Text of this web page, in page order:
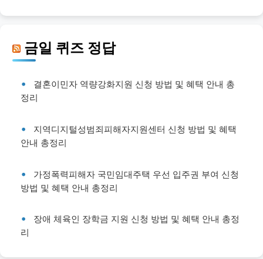
금일 퀴즈 정답
결혼이민자 역량강화지원 신청 방법 및 혜택 안내 총
정리
지역디지털성범죄피해자지원센터 신청 방법 및 혜택
안내 총정리
가정폭력피해자 국민임대주택 우선 입주권 부여 신청
방법 및 혜택 안내 총정리
장애 체육인 장학금 지원 신청 방법 및 혜택 안내 총정
리